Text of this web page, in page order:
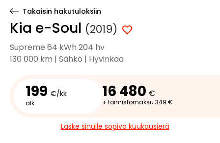
Takaisin hakutuloksiin
Kia e-Soul (2019)
Supreme 64 kWh 204 hv
130 000 km | Sähkö | Hyvinkää
199 €/kk
alk.
16 480 €
+ toimistomaksu 349 €
Laske sinulle sopiva kuukausierä